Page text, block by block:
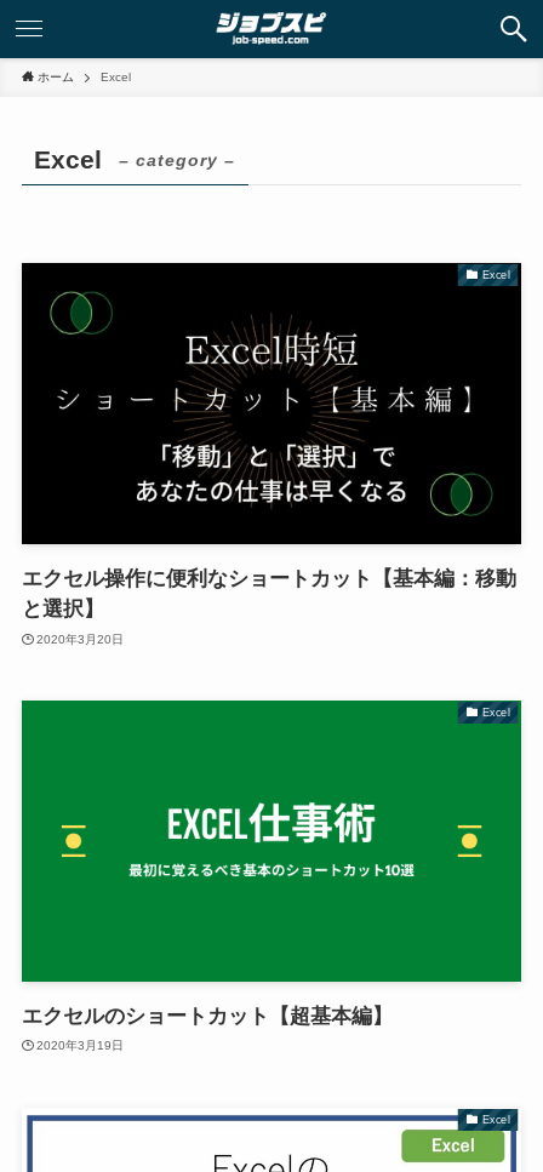
ホーム Excel
Excel – category –
Excel
エクセル操作に便利なショートカット【基本編：移動
と選択】
2020年3月20日
Excel
エクセルのショートカット【超基本編】
2020年3月19日
Excel